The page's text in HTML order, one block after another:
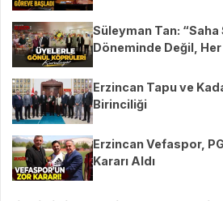
Süleyman Tan:
Döneminde Değil,
Erzincan Tapu ve
Birinciliği
Erzincan Vefaspor,
Kararı Aldı